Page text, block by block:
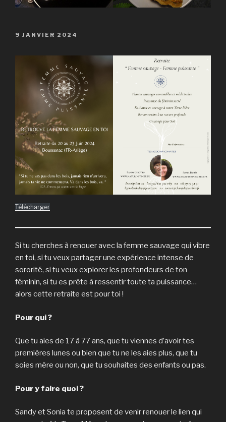
PUBLIÉ
9 JANVIER 2024
Télécharger
Si tu cherches à renouer avec la femme sauvage qui vibre
en toi, si tu veux partager une expérience intense de
sororité, si tu veux explorer les profondeurs de ton
féminin, si tu es prête à ressentir toute ta puissance…
alors cette retraite est pour toi !
Pour qui ?
Que tu aies de 17 à 77 ans, que tu viennes d’avoir tes
premières lunes ou bien que tu ne les aies plus, que tu
soies mère ou non, que tu souhaites des enfants ou pas.
Pour y faire quoi ?
Sandy et Sonia te proposent de venir renouer le lien qui